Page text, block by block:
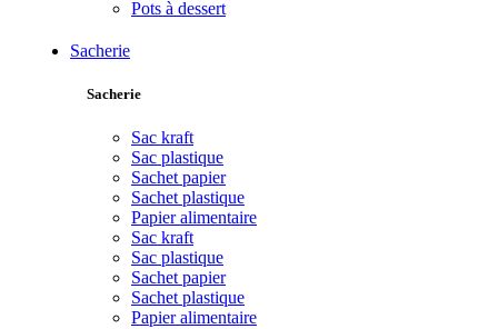
Pots à dessert
Sacherie
Sacherie
Sac kraft
Sac plastique
Sachet papier
Sachet plastique
Papier alimentaire
Sac kraft
Sac plastique
Sachet papier
Sachet plastique
Papier alimentaire